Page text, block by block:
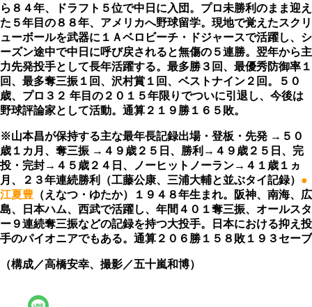
ら８４年、ドラフト５位で中日に入団。プロ未勝利のまま迎え
た５年目の８８年、アメリカへ野球留学。現地で覚えたスクリ
ューボールを武器に１Ａベロビーチ・ドジャースで活躍し、シ
ーズン途中で中日に呼び戻されると無傷の５連勝。翌年から主
力先発投手として長年活躍する。最多勝３回、最優秀防御率１
回、最多奪三振１回、沢村賞１回、ベストナイン２回。５０
歳、プロ３２ 年目の２０１５年限りでついに引退し、今後は
野球評論家として活動。通算２１９勝１６５敗。
※山本昌が保持する主な最年長記録出場・登板・先発 → ５０
歳１カ月、 奪三振 → ４９歳２５日、 勝利→ ４９歳２５日、 完
投・完封→ ４５歳２４日、 ノーヒットノーラン→ ４１歳１ヵ
月、
２３年連続勝利（工藤公康、三浦大輔と並ぶタイ記録） ●
江夏豊 （えなつ・ゆたか）１９４８年生まれ。阪神、南海、広
島、日本ハム、西武で活躍し、年間４０１奪三振、オールスタ
ー９連続奪三振などの記録を持つ大投手。日本における抑え投
手のパイオニアでもある。通算２０６勝１５８敗１９３セーブ
（構成／高橋安幸、撮影／五十嵐和博）